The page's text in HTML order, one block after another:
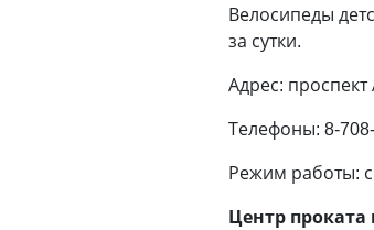
Велосипеды
за сутки.
Адрес: проспект
Телефоны: 8-
Режим работы:
Центр